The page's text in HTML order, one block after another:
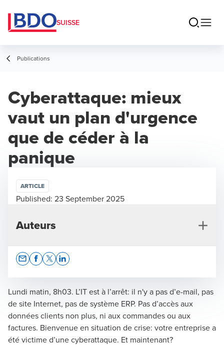
SUISSE
Publications
Cyberattaque: mieux
vaut un plan d'urgence
que de céder à la
panique
Lundi matin, 8h03. L’IT est à l’arrêt: il n'y a pas d’e-mail, pas
de site Internet, pas de système ERP. Pas d’accès aux
données clients non plus, ni aux commandes ou aux
factures. Bienvenue en situation de crise: votre entreprise a
été victime d’une cyberattaque. Et maintenant?
ARTICLE
Published: 23 September 2025
Auteurs
Nicolas Germiquet
BDO Digital, Lead Cyber Security & Digital Forensics